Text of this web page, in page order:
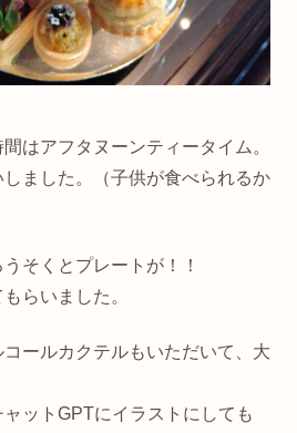
はアフタヌーンティータイム。
ました。（子供が食べられるか
そくとプレートが！！
らいました。
ールカクテルもいただいて、大
ットGPTにイラストにしても